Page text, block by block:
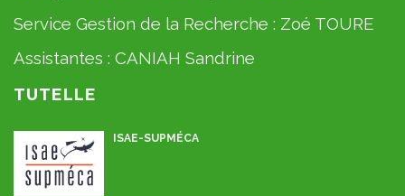
Service Gestion de la Recherche : Zoé TOURE
Assistantes : CANIAH Sandrine
TUTELLE
ISAE-SUPMÉCA